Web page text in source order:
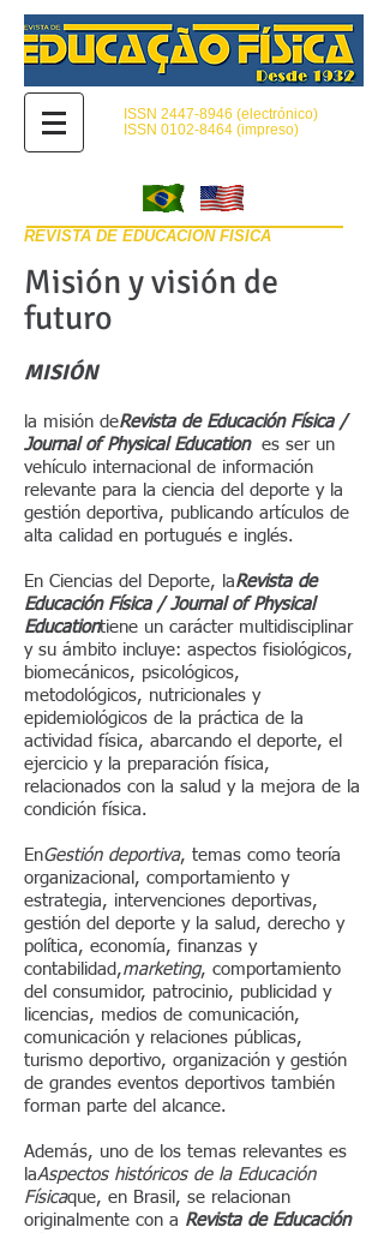
ISSN 2447-8946 (electrónico)
ISSN 0102-8464 (impreso)
REVISTA DE EDUCACIÓN FÍSICA
Misión y visión de
futuro
MISIÓN
la misión deRevista de Educación Física /
Journal of Physical Educationes ser un
vehículo internacional de información
relevante para la ciencia del deporte y la
gestión deportiva, publicando artículos de
alta calidad en portugués e inglés.
En Ciencias del Deporte, laRevista de
Educación Física / Journal of Physical
Educationtiene un carácter multidisciplinar
y su ámbito incluye: aspectos fisiológicos,
biomecánicos, psicológicos,
metodológicos, nutricionales y
epidemiológicos de la práctica de la
actividad física, abarcando el deporte, el
ejercicio y la preparación física,
relacionados con la salud y la mejora de la
condición física.
EnGestión deportiva, temas como teoría
organizacional, comportamiento y
estrategia, intervenciones deportivas,
gestión del deporte y la salud, derecho y
política, economía, finanzas y
contabilidad,marketing, comportamiento
del consumidor, patrocinio, publicidad y
licencias, medios de comunicación,
comunicación y relaciones públicas,
turismo deportivo, organización y gestión
de grandes eventos deportivos también
forman parte del alcance.
Además, uno de los temas relevantes es
laAspectos históricos de la Educación
Físicaque, en Brasil, se relacionan
originalmente con a Revista de Educación